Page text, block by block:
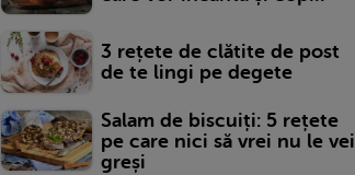
3 rețete de clătite de post
de te lingi pe degete
Salam de biscuiți: 5 rețete
pe care nici să vrei nu le vei
greși